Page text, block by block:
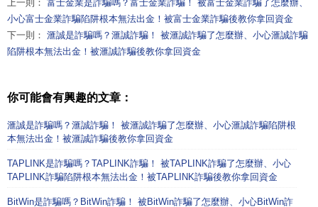
上一則： 富士金業是詐騙嗎？富士金業詐騙！ 被富士金業詐騙了怎麼辦、
小心富士金業詐騙陷阱根本無法出金！被富士金業詐騙後教你拿回資金
下一則： 滙誠是詐騙嗎？滙誠詐騙！ 被滙誠詐騙了怎麼辦、小心滙誠詐騙
陷阱根本無法出金！被滙誠詐騙後教你拿回資金
你可能會有興趣的文章：
滙誠是詐騙嗎？滙誠詐騙！ 被滙誠詐騙了怎麼辦、小心滙誠詐騙陷阱根
本無法出金！被滙誠詐騙後教你拿回資金
TAPLINK是詐騙嗎？TAPLINK詐騙！ 被TAPLINK詐騙了怎麼辦、小心
TAPLINK詐騙陷阱根本無法出金！被TAPLINK詐騙後教你拿回資金
BitWin是詐騙嗎？BitWin詐騙！ 被BitWin詐騙了怎麼辦、小心BitWin詐